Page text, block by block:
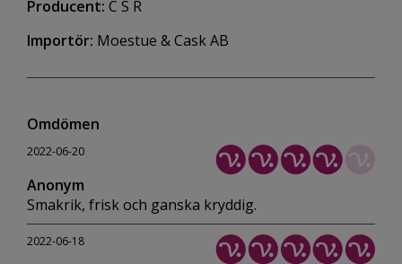
Producent: C S R
Importör: Moestue & Cask AB
Omdömen
2022-06-20
Anonym
Smakrik, frisk och ganska kryddig.
2022-06-18